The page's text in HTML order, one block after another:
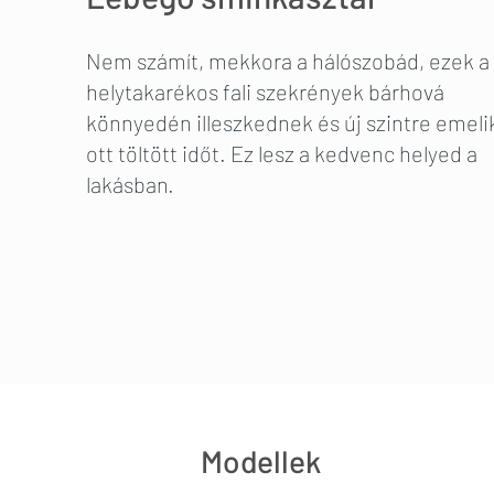
Nem számít, mekkora a hálószobád, ezek a
helytakarékos fali szekrények bárhová
könnyedén illeszkednek és új szintre
ott töltött időt. Ez lesz a kedvenc helyed a
lakásban.
Modellek